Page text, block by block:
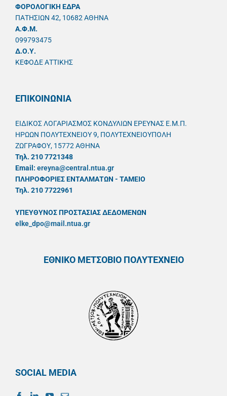
ΦΟΡΟΛΟΓΙΚΗ ΕΔΡΑ
ΠΑΤΗΣΙΩΝ 42, 10682 ΑΘΗΝΑ
A.Φ.Μ.
099793475
Δ.Ο.Υ.
ΚΕΦΟΔΕ ΑΤΤΙΚΗΣ
ΕΠΙΚΟΙΝΩΝΙΑ
ΕΙΔΙΚΟΣ ΛΟΓΑΡΙΑΣΜΟΣ ΚΟΝΔΥΛΙΩΝ ΕΡΕΥΝΑΣ Ε.Μ.Π.
ΗΡΩΩΝ ΠΟΛΥΤΕΧΝΕΙΟΥ 9, ΠΟΛΥΤΕΧΝΕΙΟΥΠΟΛΗ
ΖΩΓΡΑΦΟΥ, 15772 ΑΘΗΝΑ
Τηλ. 210 7721348
Email: ereyna@central.ntua.gr
ΠΛΗΡΟΦΟΡΙΕΣ ΕΝΤΑΛΜΑΤΩΝ - ΤΑΜΕΙΟ
Τηλ. 210 7722961
ΥΠΕΥΘYΝΟΣ ΠΡΟΣΤΑΣΙΑΣ ΔΕΔΟΜΕΝΩΝ
elke_dpo@mail.ntua.gr
ΕΘΝΙΚΟ ΜΕΤΣΟΒΙΟ ΠΟΛΥΤΕΧΝΕΙΟ
SOCIAL MEDIA